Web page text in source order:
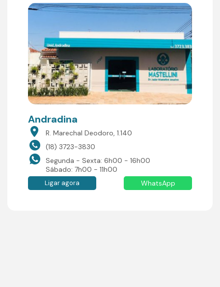
Andradina
R. Marechal Deodoro, 1.140
(18) 3723-3830
Segunda - Sexta: 6h00 - 16h00
Sábado: 7h00 - 11h00
Ligar agora WhatsApp